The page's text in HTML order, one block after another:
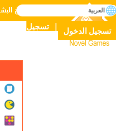
Novel Games
إتقان جميع الألعاب في التاريخ البشري
بحث
تسجيل الدخول تسجيل
العربية